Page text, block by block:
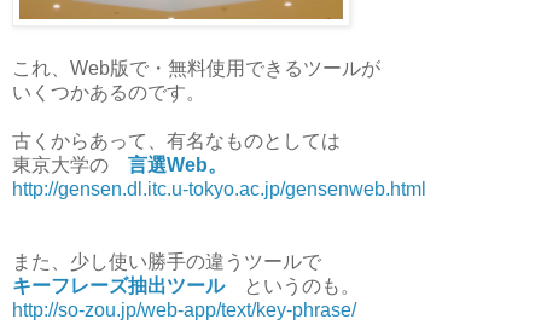
これ、Web版で・無料使用できるツールが
いくつかあるのです。
古くからあって、有名なものとしては
東京大学の 言選Web。
http://gensen.dl.itc.u-tokyo.ac.jp/gensenweb.html
また、少し使い勝手の違うツールで
キーフレーズ抽出ツール
というのも。
http://so-zou.jp/web-app/text/key-phrase/